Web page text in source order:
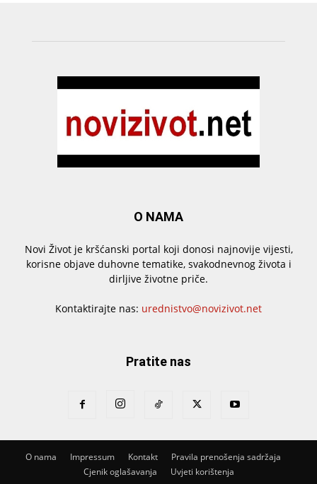
O NAMA
Novi Život je kršćanski portal koji donosi najnovije vijesti,
korisne objave duhovne tematike, svakodnevnog života i
dirljive životne priče.
Kontaktirajte nas: urednistvo@novizivot.net
Pratite nas
O nama Impressum Kontakt
Pravila prenošenja sadržaja
Cjenik oglašavanja
Uvjeti korištenja